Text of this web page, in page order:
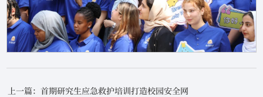
上一篇：首期研究生应急救护培训打造校园安全网